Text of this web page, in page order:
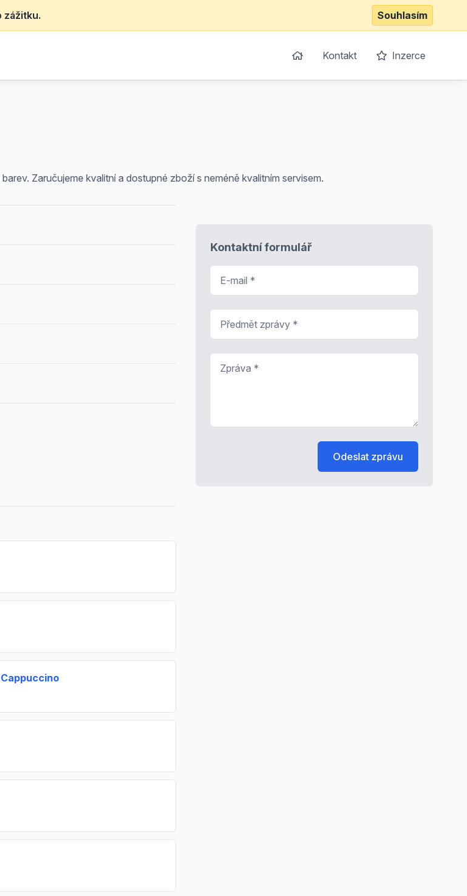
zážitku. Souhlasím
Kontakt Inzerce
Zaručujeme kvalitní a dostupné zboží s neméně kvalitním servisem.
Kontaktní formulář
Odeslat zprávu